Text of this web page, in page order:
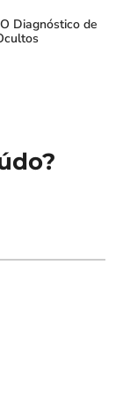
Diagnóstico de